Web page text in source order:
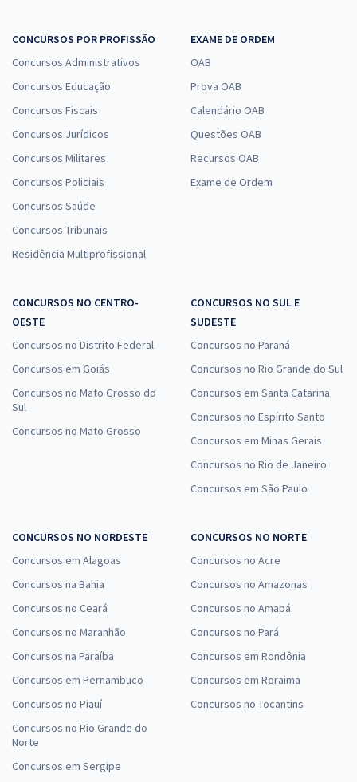
CONCURSOS POR PROFISSÃO
Concursos Administrativos
Concursos Educação
Concursos Fiscais
Concursos Jurídicos
Concursos Militares
Concursos Policiais
Concursos Saúde
Concursos Tribunais
Residência Multiprofissional
EXAME DE ORDEM
OAB
Prova OAB
Calendário OAB
Questões OAB
Recursos OAB
Exame de Ordem
CONCURSOS NO CENTRO-
OESTE
Concursos no Distrito Federal
Concursos em Goiás
Concursos no Mato Grosso do
Sul
Concursos no Mato Grosso
CONCURSOS NO SUL E
SUDESTE
Concursos no Paraná
Concursos no Rio Grande do Sul
Concursos em Santa Catarina
Concursos no Espírito Santo
Concursos em Minas Gerais
Concursos no Rio de Janeiro
Concursos em São Paulo
CONCURSOS NO NORDESTE
Concursos em Alagoas
Concursos na Bahia
Concursos no Ceará
Concursos no Maranhão
Concursos na Paraíba
Concursos em Pernambuco
Concursos no Piauí
Concursos no Rio Grande do
Norte
Concursos em Sergipe
CONCURSOS NO NORTE
Concursos no Acre
Concursos no Amazonas
Concursos no Amapá
Concursos no Pará
Concursos em Rondônia
Concursos em Roraima
Concursos no Tocantins